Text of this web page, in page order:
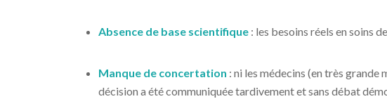
Absence de base scientifique : les besoins réels en soins
Manque de concertation : ni les médecins (en très grande
décision a été communiquée tardivement et sans débat